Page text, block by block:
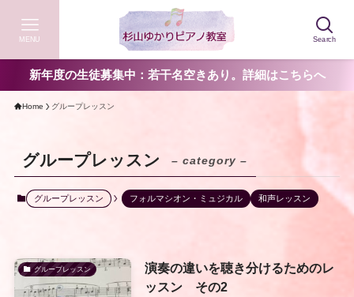
Search
MENU
新年度の生徒募集中：若干名空きあり。詳細はこちらへ
Home グループレッスン
グループレッスン – category –
グループレッスン フォルマシオン・ミュジカル 和声レッスン
グループレッスン
演奏の違いを聴き分けるためのレ
ッスン その2